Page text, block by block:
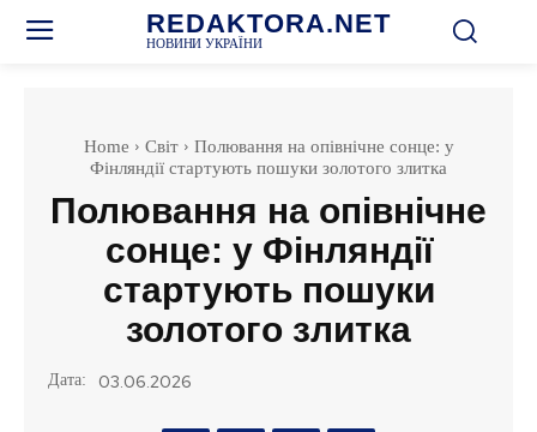
REDAKTORA.NET
НОВИНИ УКРАЇНИ
Home Світ
Полювання на опівнічне сонце: у
Фінляндії стартують пошуки золотого злитка
Полювання на опівнічне
сонце: у Фінляндії
стартують пошуки
золотого злитка
Дата: 03.06.2026